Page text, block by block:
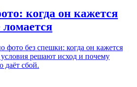
когда он кажется
фото без спешки: когда он кажется
решают исход и почему
даёт сбой.